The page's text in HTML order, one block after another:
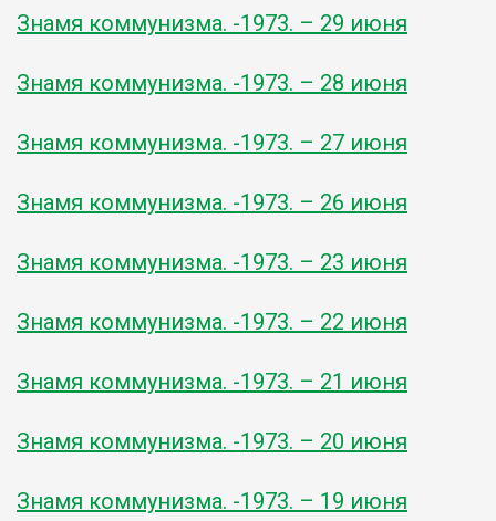
Знамя коммунизма. -1973. – 29 июня
Знамя коммунизма. -1973. – 28 июня
Знамя коммунизма. -1973. – 27 июня
Знамя коммунизма. -1973. – 26 июня
Знамя коммунизма. -1973. – 23 июня
Знамя коммунизма. -1973. – 22 июня
Знамя коммунизма. -1973. – 21 июня
Знамя коммунизма. -1973. – 20 июня
Знамя коммунизма. -1973. – 19 июня